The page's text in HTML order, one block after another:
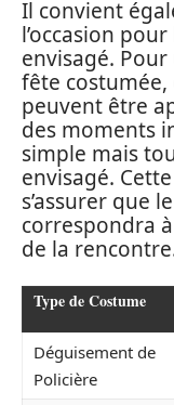
Il convient
l’occasion
envisagé.
fête
peuvent être
des moments
simple mais
envisagé.
s’assurer que
correspondra
de la
Type de Costume
Déguisement de
Policière